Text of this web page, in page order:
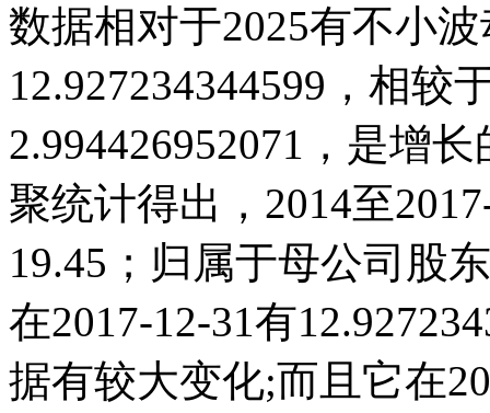
数据相对于2025有不小
12.927234344599，相较
2.994426952071，是增
聚统计得出，2014至
19.45；归属于母公司股
在2017-12-31有
据有较大变化;而且它在